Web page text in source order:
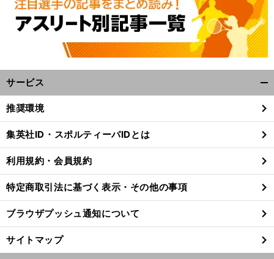
前
サービス
閉
る
推奨環境
集英社ID・スポルティーバIDとは
利用規約・会員規約
特定商取引法に基づく表示・その他の事項
ブラウザプッシュ通知について
サイトマップ